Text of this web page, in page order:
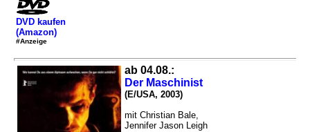
DVD kaufen
(Amazon)
#Anzeige
ab 04.08.:
Der Maschinist
(E/USA, 2003)
mit Christian Bale,
Jennifer Jason Leigh